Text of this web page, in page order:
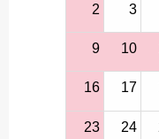
2 3
9 10
16 17
23 24